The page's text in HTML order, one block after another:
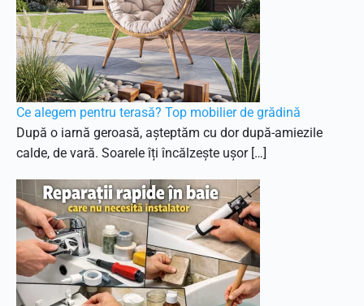
Ce alegem pentru terasă? Top mobilier de grădină
După o iarnă geroasă, așteptăm cu dor după-amiezile
calde, de vară. Soarele îți încălzește ușor […]